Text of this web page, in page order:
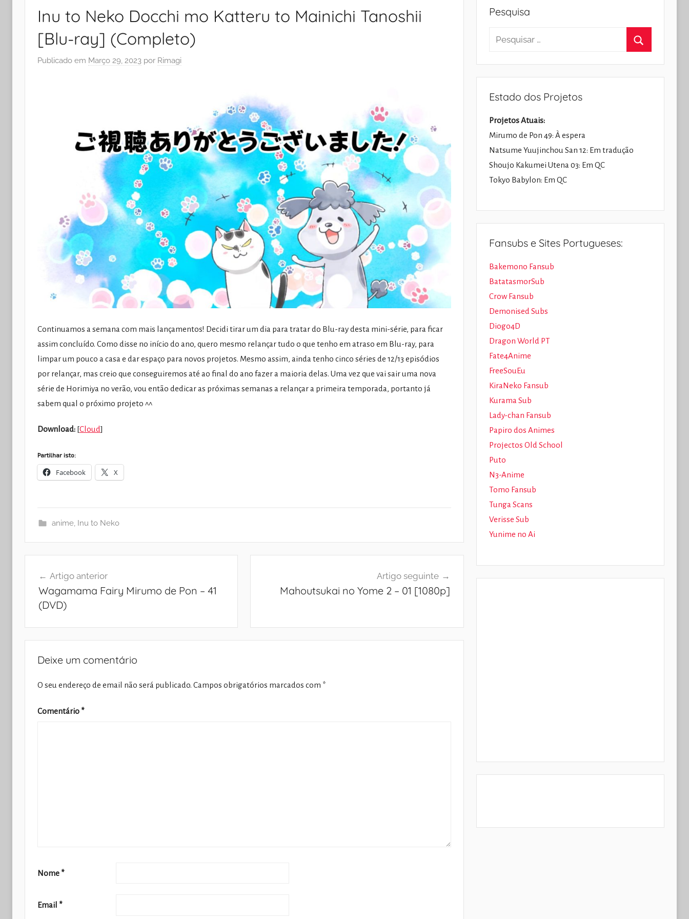
Inu to Neko Docchi mo Katteru to Mainichi Tanoshii
[Blu-ray] (Completo)
Publicado em Março 29, 2023 por Rimagi
Continuamos a semana com mais lançamentos! Decidi tirar um dia para tratar do Blu-ray desta mini-série, para ficar
assim concluído. Como disse no início do ano, quero mesmo relançar tudo o que tenho em atraso em Blu-ray, para
limpar um pouco a casa e dar espaço para novos projetos. Mesmo assim, ainda tenho cinco séries de 12/13 episódios
por relançar, mas creio que conseguiremos até ao final do ano fazer a maioria delas. Uma vez que vai sair uma nova
série de Horimiya no verão, vou então dedicar as próximas semanas a relançar a primeira temporada, portanto já
sabem qual o próximo projeto ^^
Download: [Cloud]
Partilhar isto:
Facebook X
anime, Inu to Neko
artigos
Artigo anterior
Wagamama Fairy Mirumo de Pon – 41
(DVD)
Artigo seguinte
Mahoutsukai no Yome 2 – 01 [1080p]
Deixe um comentário
O seu endereço de email não será publicado. Campos obrigatórios marcados com *
Comentário *
Nome *
Email *
Pesquisa
Pesquisar
Estado dos Projetos
Projetos Atuais:
Mirumo de Pon 49: À espera
Natsume Yuujinchou San 12: Em tradução
Shoujo Kakumei Utena 03: Em QC
Tokyo Babylon: Em QC
Fansubs e Sites Portugueses:
Bakemono Fansub
BatatasmorSub
Crow Fansub
Demonised Subs
Diogo4D
Dragon World PT
Fate4Anime
FreeSouEu
KiraNeko Fansub
Kurama Sub
Lady-chan Fansub
Papiro dos Animes
Projectos Old School
Puto
N3-Anime
Tomo Fansub
Tunga Scans
Verisse Sub
Yunime no Ai